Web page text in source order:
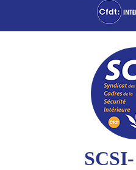
SCSI-